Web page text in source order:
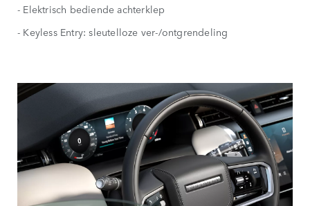
- Elektrisch bediende achterklep
- Keyless Entry: sleutelloze ver-/ontgrendeling